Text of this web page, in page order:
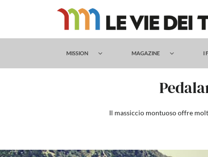
MISSION MAGAZINE I
Il massiccio montuoso offre